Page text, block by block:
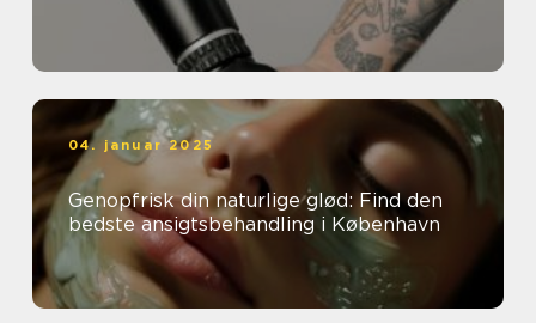
04. januar 2025
Genopfrisk din naturlige glød: Find den
bedste ansigtsbehandling i København